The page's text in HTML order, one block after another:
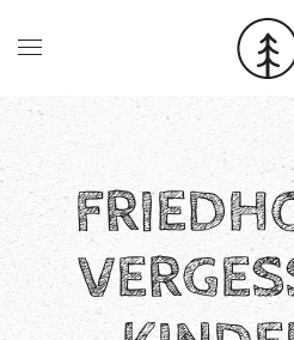
Skip to main content